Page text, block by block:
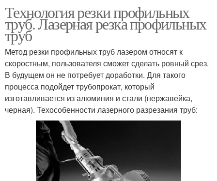
Технология резки профильных
труб. Лазерная резка профильных
труб
Метод резки профильных труб лазером относят к
скоростным, пользователя сможет сделать ровный срез.
В будущем он не потребует доработки. Для такого
процесса подойдет трубопрокат, который
изготавливается из алюминия и стали (нержавейка,
черная). Техособенности лазерного разрезания труб: